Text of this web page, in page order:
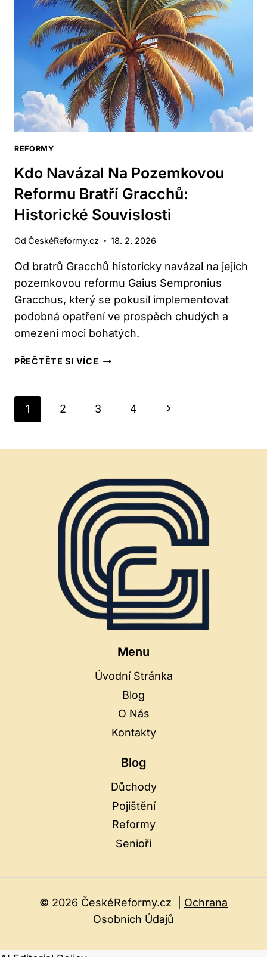
PROJEKT
REFORMY
Kdo Navázal Na Pozemkovou
Reformu Bratří Gracchů:
Historické Souvislosti
Od ČeskéReformy.cz 18. 2. 2026
Od bratrů Gracchů historicky navázal na jejich
pozemkovou reformu Gaius Sempronius
Gracchus, který se pokusil implementovat
podobná opatření ve prospěch chudých a
omezení moci bohatých.
PŘEČTĚTE SI VÍCE KDO
REFORMU
Navigace
Na
Stránce
1 2 3 4
Další
Menu
Úvodní Stránka
Blog
O Nás
Kontakty
Blog
Důchody
Pojištění
Reformy
Senioři
© 2026 ČeskéReformy.cz | Ochrana
Osobních Údajů